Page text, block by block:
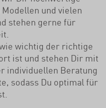
und vielen
stehen gerne für
wichtig der richtige
ist und stehen Dir mit
individuellen Beratung
sodass Du optimal für